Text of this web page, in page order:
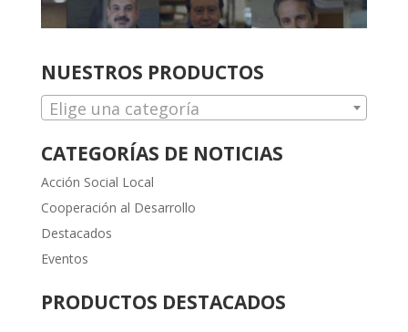
NUESTROS PRODUCTOS
Elige una categoría
CATEGORÍAS DE NOTICIAS
Acción Social Local
Cooperación al Desarrollo
Destacados
Eventos
PRODUCTOS DESTACADOS